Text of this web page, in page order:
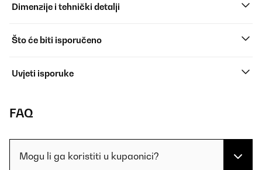
Dimenzije i tehnički detalji
Što će biti isporučeno
Uvjeti isporuke
FAQ
Mogu li ga koristiti u kupaonici?